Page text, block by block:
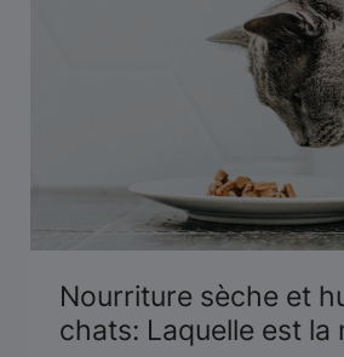
Nourriture sèche et
chats: Laquelle est la